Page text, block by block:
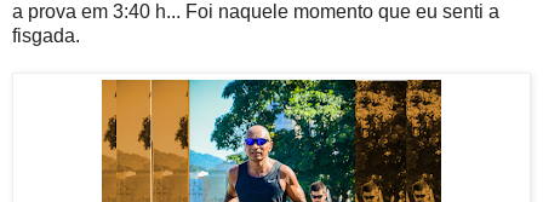
a prova em 3:40 h... Foi naquele momento que eu senti a
fisgada.